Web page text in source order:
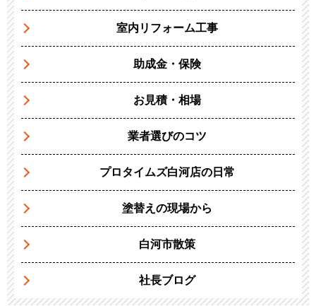
室内リフォーム工事
助成金・保険
お見積・相場
業者選びのコツ
プロタイムズ白河店の日常
塗替えの現場から
白河市散策
社長ブログ